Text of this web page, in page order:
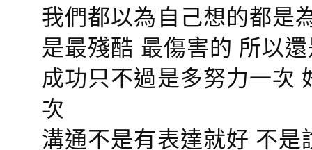
我們都以為自己想的都是
是最殘酷 最傷害的 所以
成功只不過是多努力一次
次
溝通不是有表達就好 不